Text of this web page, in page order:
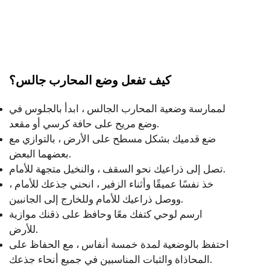
كيف تفعل وضع المحارب جالس؟
لممارسة وضعية المحارب الجالس ، ابدأ بالجلوس في
وضع مريح على حافة كرسي أو مقعد.
ضع قدميك بشكل مسطح على الأرض ، بالتوازي مع
بعضهما البعض.
تصل إلى ذراعيك نحو السقف ، والنخيل متجهة للأمام.
خذ نفسًا عميقًا وأثناء الزفير ، انحني جذعك للأمام ،
ووصل ذراعيك للأمام وللخارج إلى الجانبين.
ارسم لوحي كتفك معًا وحافظ على ذقنك موازية
للأرض.
احتفظ بالوضعية لمدة خمسة أنفاس ، مع الحفاظ على
المحاذاة والثبات المناسبين في جميع أنحاء جذعك.